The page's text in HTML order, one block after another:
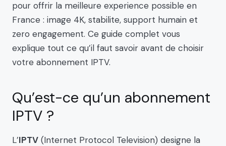
pour offrir la meilleure experience possible en
France : image 4K, stabilite, support humain et
zero engagement. Ce guide complet vous
explique tout ce qu’il faut savoir avant de choisir
votre abonnement IPTV.
Qu’est-ce qu’un abonnement
IPTV ?
L’IPTV (Internet Protocol Television) designe la